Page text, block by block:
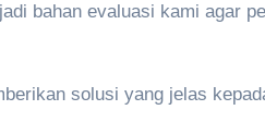
bahan evaluasi kami agar
solusi yang jelas